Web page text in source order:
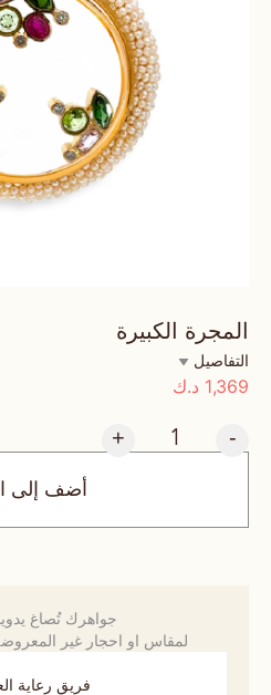
المجرة الكبيرة
التفاصيل
1,369 د.ك
-
+
أضف إلى
جواهرك تُصاغ
لمقاس او احجار غير
فريق رعاية